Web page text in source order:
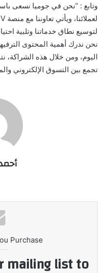
وتابع : “نحن في جوميا نسعى
لتوسيع نطاق خدماتنا وتلبية
نحن ندرك أهمية المحتوى
اليوم، ومن خلال هذه
تجمع بين التسوق الإلكتروني
Purchase
mailing list to